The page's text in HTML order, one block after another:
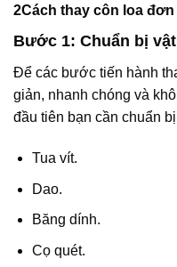
2Cách thay côn loa
Bước 1: Chuẩn bị
Để các bước tiến hành
giản, nhanh chóng và
đầu tiên bạn cần chuẩn
Tua vít.
Dao.
Băng dính.
Cọ quét.